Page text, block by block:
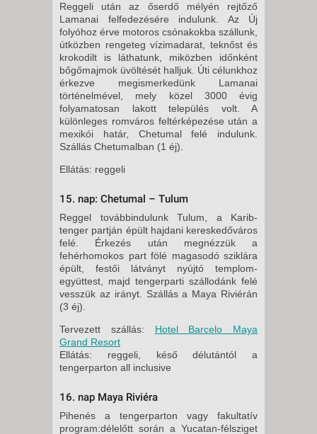
Reggeli után az őserdő mélyén rejtőző
Lamanai felfedezésére indulunk. Az Új
folyóhoz érve motoros csónakokba szállunk,
útközben rengeteg vízimadarat, teknőst és
krokodilt is láthatunk, miközben időnként
bőgőmajmok üvöltését halljuk. Úti célunkhoz
érkezve megismerkedünk Lamanai
történelmével, mely közel 3000 évig
folyamatosan lakott település volt. A
különleges romváros feltérképezése után a
mexikói határ, Chetumal felé indulunk.
Szállás Chetumalban (1 éj).
Ellátás: reggeli
15. nap: Chetumal – Tulum
Reggel továbbindulunk Tulum, a Karib-
tenger partján épült hajdani kereskedőváros
felé. Érkezés után megnézzük a
fehérhomokos part fölé magasodó sziklára
épült, festői látványt nyújtó templom-
együttest, majd tengerparti szállodánk felé
vesszük az irányt. Szállás a Maya Riviérán
(3 éj).
Tervezett szállás: Hotel Barcelo Maya
Grand Resort
Ellátás: reggeli, késő délutántól a
tengerparton all inclusive
16. nap Maya Riviéra
Pihenés a tengerparton vagy fakultatív
program:délelőtt során a Yucatan-félsziget